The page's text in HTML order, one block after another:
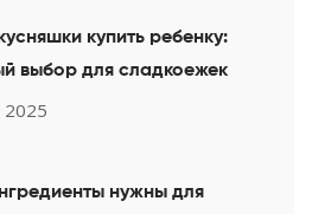
купить ребенку:
выбор для сладкоежек
нужны для